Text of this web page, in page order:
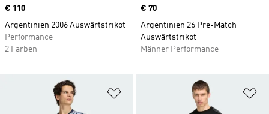
Price
€ 110
Argentinien 2006 Auswärtstrikot
Performance
2 Farben
Price
€ 70
Argentinien 26 Pre-Match
Auswärtstrikot
Männer Performance
Zur Wunschliste hinzufügen